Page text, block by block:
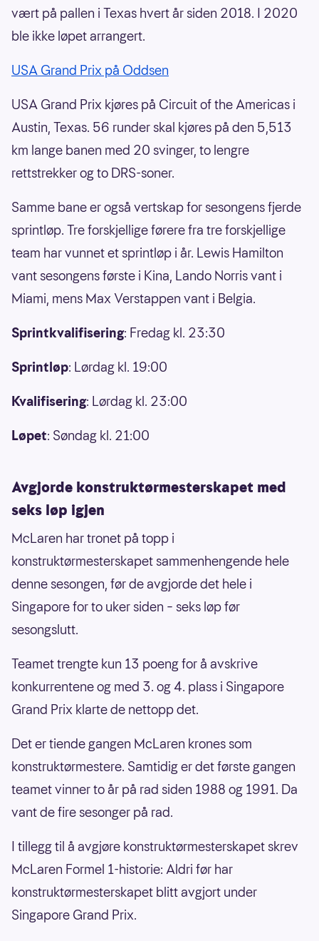
vært på pallen i Texas hvert år siden 2018. I 2020
ble ikke løpet arrangert.
USA Grand Prix på Oddsen
USA Grand Prix kjøres på Circuit of the Americas i
Austin, Texas. 56 runder skal kjøres på den 5,513
km lange banen med 20 svinger, to lengre
rettstrekker og to DRS-soner.
Samme bane er også vertskap for sesongens fjerde
sprintløp. Tre forskjellige førere fra tre forskjellige
team har vunnet et sprintløp i år. Lewis Hamilton
vant sesongens første i Kina, Lando Norris vant i
Miami, mens Max Verstappen vant i Belgia.
Sprintkvalifisering: Fredag kl. 23:30
Sprintløp: Lørdag kl. 19:00
Kvalifisering: Lørdag kl. 23:00
Løpet: Søndag kl. 21:00
Avgjorde konstruktørmesterskapet med
seks løp igjen
McLaren har tronet på topp i
konstruktørmesterskapet sammenhengende hele
denne sesongen, før de avgjorde det hele i
Singapore for to uker siden – seks løp før
sesongslutt.
Teamet trengte kun 13 poeng for å avskrive
konkurrentene og med 3. og 4. plass i Singapore
Grand Prix klarte de nettopp det.
Det er tiende gangen McLaren krones som
konstruktørmestere. Samtidig er det første gangen
teamet vinner to år på rad siden 1988 og 1991. Da
vant de fire sesonger på rad.
I tillegg til å avgjøre konstruktørmesterskapet skrev
McLaren Formel 1-historie: Aldri før har
konstruktørmesterskapet blitt avgjort under
Singapore Grand Prix.